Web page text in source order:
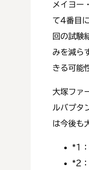
メイヨー
て4番目
回の試験
みを減ら
きる可能
大塚ファ
ルバプタ
は今後も
*1：
*2：